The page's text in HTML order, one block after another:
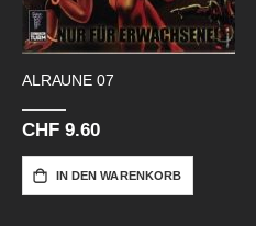
ALRAUNE 07
CHF 9.60
IN DEN WARENKORB